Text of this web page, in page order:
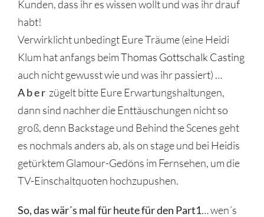
Kunden, dass ihr es wissen wollt und was ihr drauf
habt!
Verwirklicht unbedingt Eure Träume (eine Heidi
Klum hat anfangs beimThomas Gottschalk Casting
auch nicht gewusst wie und was ihr passiert) …
A b e r zügelt bitte Eure Erwartungshaltungen,
dann sind nachher die Enttäuschungen nicht so
groß, denn Backstage und Behind the Scenes geht
es nochmals anders ab, als on stage und bei Heidis
getürktem Glamour-Gedöns im Fernsehen, um die
TV-Einschaltquoten hochzupushen.
So, das wär´s mal für heute für den Part1… wen´s